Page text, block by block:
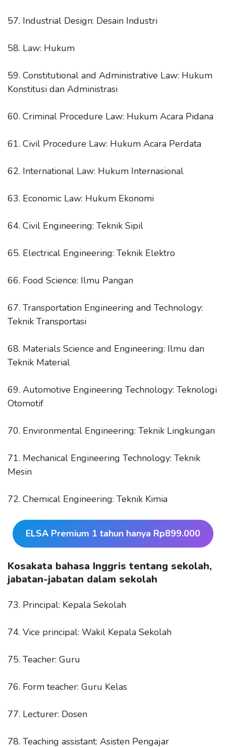
57. Industrial Design: Desain Industri
58. Law: Hukum
59. Constitutional and Administrative Law: Hukum
Konstitusi dan Administrasi
60. Criminal Procedure Law: Hukum Acara Pidana
61. Civil Procedure Law: Hukum Acara Perdata
62. International Law: Hukum Internasional
63. Economic Law: Hukum Ekonomi
64. Civil Engineering: Teknik Sipil
65. Electrical Engineering: Teknik Elektro
66. Food Science: Ilmu Pangan
67. Transportation Engineering and Technology:
Teknik Transportasi
68. Materials Science and Engineering: Ilmu dan
Teknik Material
69. Automotive Engineering Technology: Teknologi
Otomotif
70. Environmental Engineering: Teknik Lingkungan
71. Mechanical Engineering Technology: Teknik
Mesin
72. Chemical Engineering: Teknik Kimia
ELSA Premium 1 tahun hanya Rp899.000
Kosakata bahasa Inggris tentang sekolah,
jabatan-jabatan dalam sekolah
73. Principal: Kepala Sekolah
74. Vice principal: Wakil Kepala Sekolah
75. Teacher: Guru
76. Form teacher: Guru Kelas
77. Lecturer: Dosen
78. Teaching assistant: Asisten Pengajar